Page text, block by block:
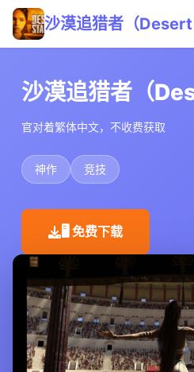
沙漠追猎者（Desert
沙漠追猎者（
官对着繁体中文，不收费获取
神作 竞技
🖥️ 免费下载